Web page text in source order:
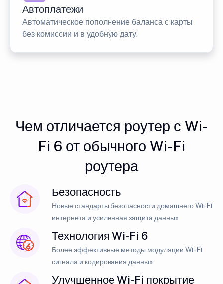
Автоплатежи
Автоматическое пополнение баланса с карты
без комиссии и в удобную дату.
Чем отличается роутер с Wi-
Fi 6 от обычного Wi-Fi
роутера
Безопасность
Новые стандарты безопасности домашнего Wi-Fi
интернета и усиленная защита данных
Технология Wi-Fi 6
Более эффективные методы модуляции Wi-Fi
сигнала и кодирования данных
Улучшенное Wi-Fi покрытие